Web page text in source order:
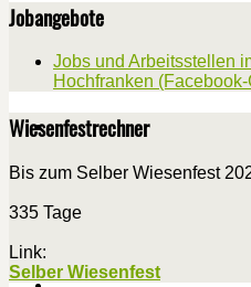
Jobangebote
Jobs und Arbeitsstellen
Hochfranken
Wiesenfestrechner
Bis zum Selber Wiesenfest
335 Tage
Link:
Selber Wiesenfest